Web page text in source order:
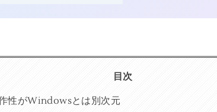
目次
性がWindowsとは別次元